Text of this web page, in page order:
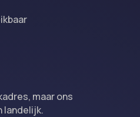
maar ons
landelijk.